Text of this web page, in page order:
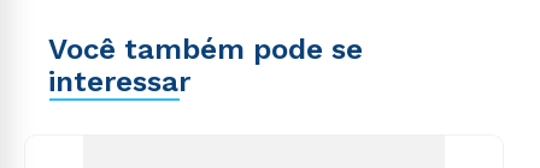
Você também pode se
interessar